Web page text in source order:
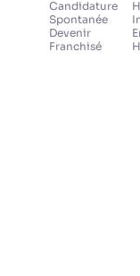
Candidature
Spontanée
Devenir
Franchisé